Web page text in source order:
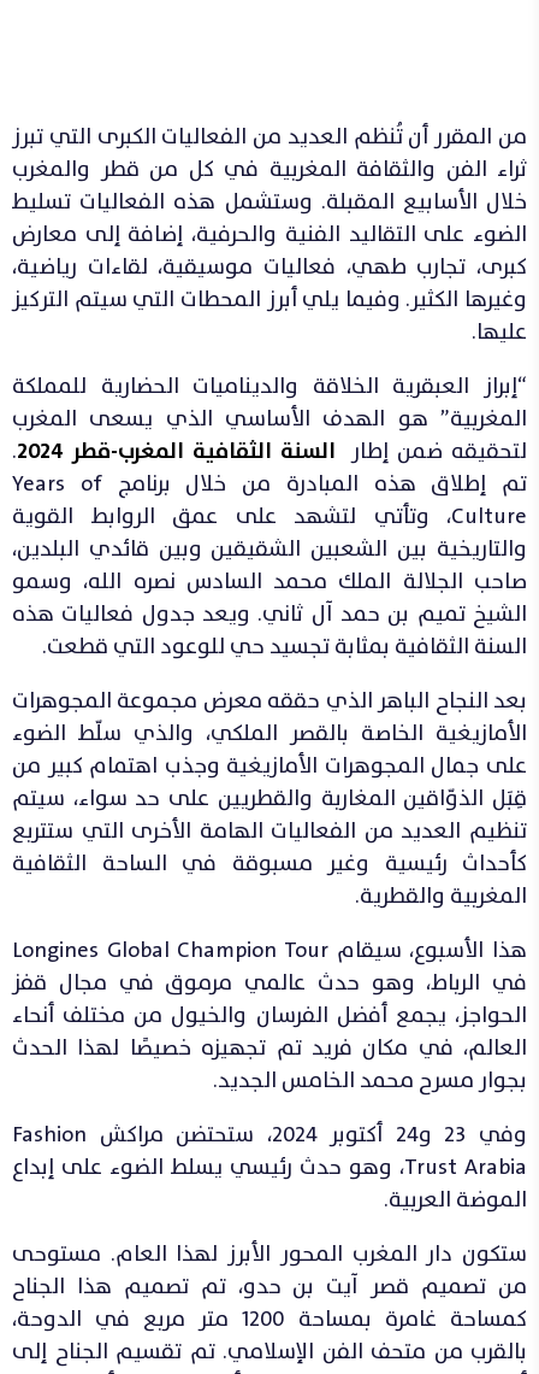
من المقرر أن تُنظم العديد من الفعاليات الكبرى التي تبرز
ثراء الفن والثقافة المغربية في كل من قطر والمغرب
خلال الأسابيع المقبلة. وستشمل هذه الفعاليات تسليط
الضوء على التقاليد الفنية والحرفية، إضافة إلى معارض
كبرى، تجارب طهي، فعاليات موسيقية، لقاءات رياضية،
وغيرها الكثير. وفيما يلي أبرز المحطات التي سيتم التركيز
عليها.
“إبراز العبقرية الخلاقة والديناميات الحضارية للمملكة
المغربية” هو الهدف الأساسي الذي يسعى المغرب
لتحقيقه ضمن إطار السنة الثقافية المغرب-قطر 2024
.
تم إطلاق هذه المبادرة من خلال برنامج Years of
Culture، وتأتي لتشهد على عمق الروابط القوية
والتاريخية بين الشعبين الشقيقين وبين قائدي البلدين،
صاحب الجلالة الملك محمد السادس نصره الله، وسمو
الشيخ تميم بن حمد آل ثاني. ويعد جدول فعاليات هذه
السنة الثقافية بمثابة تجسيد حي للوعود التي قطعت.
بعد النجاح الباهر الذي حققه معرض مجموعة المجوهرات
الأمازيغية الخاصة بالقصر الملكي، والذي سلّط الضوء
على جمال المجوهرات الأمازيغية وجذب اهتمام كبير من
قِبَل الذوّاقين المغاربة والقطريين على حد سواء، سيتم
تنظيم العديد من الفعاليات الهامة الأخرى التي ستتربع
كأحداث رئيسية وغير مسبوقة في الساحة الثقافية
المغربية والقطرية.
هذا الأسبوع، سيقام Longines Global Champion Tour
في الرباط، وهو حدث عالمي مرموق في مجال قفز
الحواجز، يجمع أفضل الفرسان والخيول من مختلف أنحاء
العالم، في مكان فريد تم تجهيزه خصيصًا لهذا الحدث
بجوار مسرح محمد الخامس الجديد.
وفي 23 و24 أكتوبر 2024، ستحتضن مراكش Fashion
Trust Arabia، وهو حدث رئيسي يسلط الضوء على إبداع
الموضة العربية.
ستكون دار المغرب المحور الأبرز لهذا العام. مستوحى
من تصميم قصر آيت بن حدو، تم تصميم هذا الجناح
كمساحة غامرة بمساحة 1200 متر مربع في الدوحة،
بالقرب من متحف الفن الإسلامي. تم تقسيم الجناح إلى